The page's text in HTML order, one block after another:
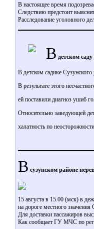
В настоящее время
Следствию предстоит
Расследование уголовного
В детском
В детском садике
В результате этого
ей поставили диагноз ушиб
Относительно заведующей
халатность по
В сузунском районе
15 августа в 15.00 (мск) в
на дороге местного
Для доставки пассажиров
Как сообщает ГУ МЧС по